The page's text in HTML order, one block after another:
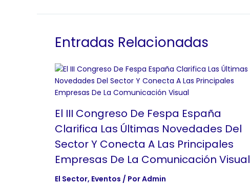
Entradas Relacionadas
El III Congreso De Fespa España
Clarifica Las Últimas Novedades Del
Sector Y Conecta A Las Principales
Empresas De La Comunicación Visual
El Sector, Eventos / PorAdmin